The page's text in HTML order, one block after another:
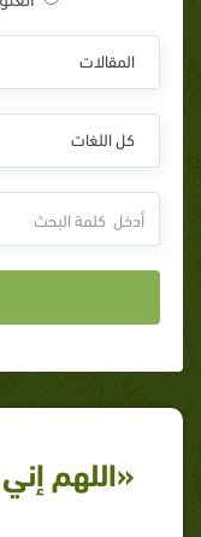
المقالات
كل اللغات
«اللهم